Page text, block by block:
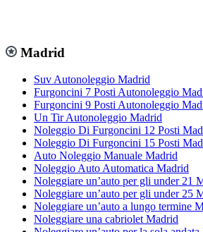
Madrid
Suv Autonoleggio Madrid
Furgoncini 7 Posti Autonoleggio
Furgoncini 9 Posti Autonoleggio
Un Tir Autonoleggio Madrid
Noleggio Di Furgoncini 12 Posti
Noleggio Di Furgoncini 15 Posti
Auto Noleggio Manuale Madrid
Noleggio Auto Automatica Madrid
Noleggiare un’auto per gli under 21
Noleggiare un’auto per gli under 25
Noleggiare un’auto a lungo termine
Noleggiare una cabriolet Madrid